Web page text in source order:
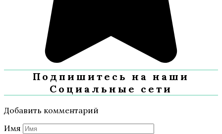
Подпишитесь на наши
Социальные сети
Добавить комментарий
Имя